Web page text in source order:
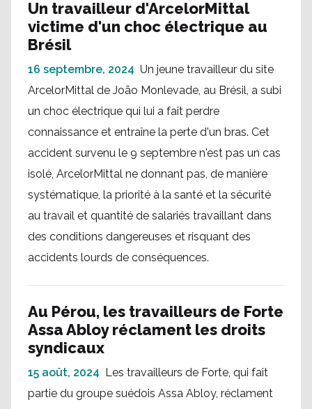
Un travailleur d'ArcelorMittal
victime d'un choc électrique au
Brésil
16 septembre, 2024 Un jeune travailleur du site
ArcelorMittal de João Monlevade, au Brésil, a subi
un choc électrique qui lui a fait perdre
connaissance et entraîne la perte d'un bras. Cet
accident survenu le 9 septembre n'est pas un cas
isolé, ArcelorMittal ne donnant pas, de manière
systématique, la priorité à la santé et la sécurité
au travail et quantité de salariés travaillant dans
des conditions dangereuses et risquant des
accidents lourds de conséquences.
Au Pérou, les travailleurs de Forte
Assa Abloy réclament les droits
syndicaux
15 août, 2024 Les travailleurs de Forte, qui fait
partie du groupe suédois Assa Abloy, réclament